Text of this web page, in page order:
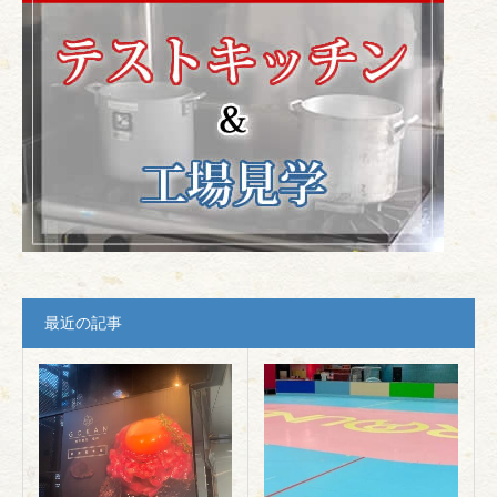
最近の記事